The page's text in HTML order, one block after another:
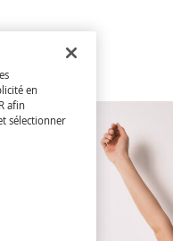
en
afin
sélectionner